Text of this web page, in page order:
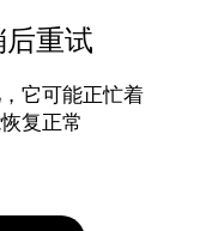
重试
它可能正忙着
复正常